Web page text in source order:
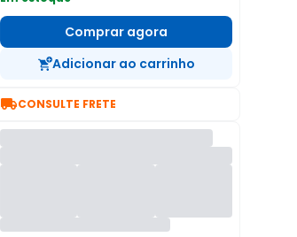
Comprar agora
Adicionar ao carrinho
CONSULTE FRETE